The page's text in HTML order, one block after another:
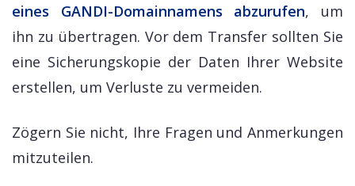
eines GANDI-Domainnamens abzurufen, um
ihn zu übertragen. Vor dem Transfer sollten Sie
eine Sicherungskopie der Daten Ihrer Website
erstellen, um Verluste zu vermeiden.
Zögern Sie nicht, Ihre Fragen und Anmerkungen
mitzuteilen.